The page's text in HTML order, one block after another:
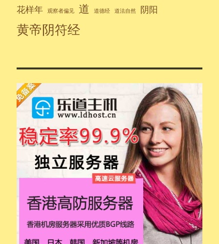
花样年 观察者偏见 道 道德经 道法自然 阴阳
黄帝阴符经